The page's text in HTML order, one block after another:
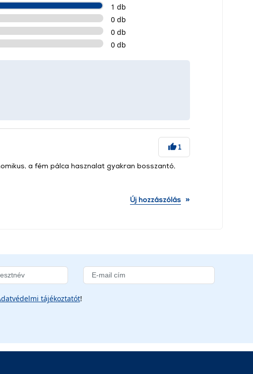
1 db
0 db
0 db
0 db
1
a fém pálca hasznalat gyakran bosszantó,
Új hozzászólás »
tájékoztatót!